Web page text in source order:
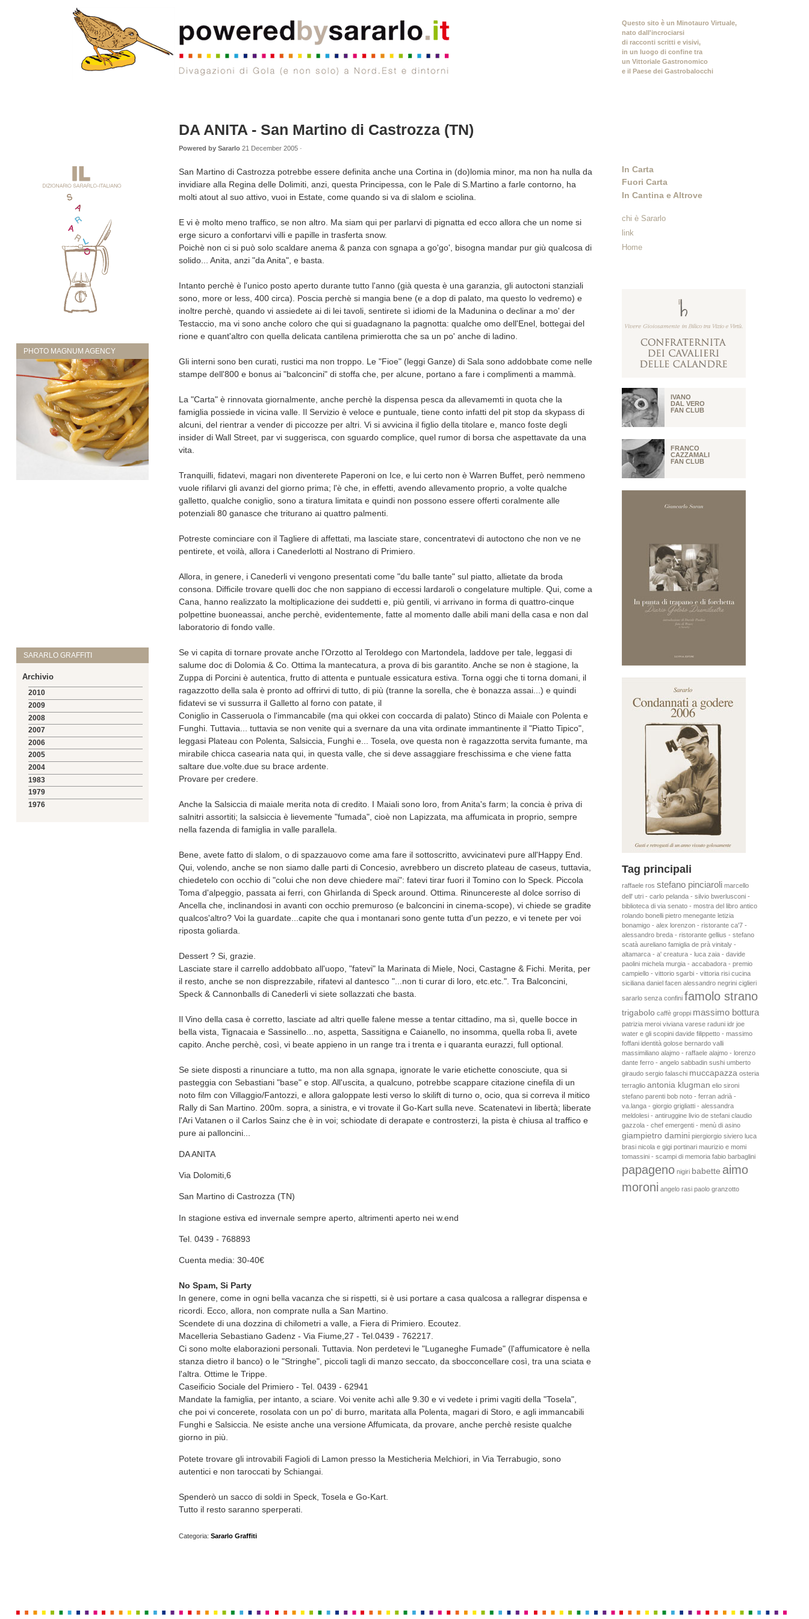
PHOTO MAGNUM AGENCY
SARARLO GRAFFITI
Archivio
2010
2009
2008
2007
2006
2005
2004
1983
1979
1976
DA ANITA - San Martino di Castrozza (TN)
Powered by Sararlo21 December 2005 ·
San Martino di Castrozza potrebbe essere definita anche una Cortina in (do)lomia minor, ma non ha nulla da
invidiare alla Regina delle Dolimiti, anzi, questa Principessa, con le Pale di S.Martino a farle contorno, ha
molti atout al suo attivo, vuoi in Estate, come quando si va di slalom e sciolina.
E vi è molto meno traffico, se non altro. Ma siam qui per parlarvi di pignatta ed ecco allora che un nome si
erge sicuro a confortarvi villi e papille in trasferta snow.
Poichè non ci si può solo scaldare anema & panza con sgnapa a go'go', bisogna mandar pur giù qualcosa di
solido... Anita, anzi "da Anita", e basta.
Intanto perchè è l'unico posto aperto durante tutto l'anno (già questa è una garanzia, gli autoctoni stanziali
sono, more or less, 400 circa). Poscia perchè si mangia bene (e a dop di palato, ma questo lo vedremo) e
inoltre perchè, quando vi assiedete ai di lei tavoli, sentirete sì idiomi de la Madunina o declinar a mo' der
Testaccio, ma vi sono anche coloro che qui si guadagnano la pagnotta: qualche omo dell'Enel, bottegai del
rione e quant'altro con quella delicata cantilena primierotta che sa un po' anche di ladino.
Gli interni sono ben curati, rustici ma non troppo. Le "Fioe" (leggi Ganze) di Sala sono addobbate come nelle
stampe dell'800 e bonus ai "balconcini" di stoffa che, per alcune, portano a fare i complimenti a mammà.
La "Carta" è rinnovata giornalmente, anche perchè la dispensa pesca da allevamemti in quota che la
famiglia possiede in vicina valle. Il Servizio è veloce e puntuale, tiene conto infatti del pit stop da skypass di
alcuni, del rientrar a vender di piccozze per altri. Vi si avvicina il figlio della titolare e, manco foste degli
insider di Wall Street, par vi suggerisca, con sguardo complice, quel rumor di borsa che aspettavate da una
vita.
Tranquilli, fidatevi, magari non diventerete Paperoni on Ice, e lui certo non è Warren Buffet, però nemmeno
vuole rifilarvi gli avanzi del giorno prima; l'è che, in effetti, avendo allevamento proprio, a volte qualche
galletto, qualche coniglio, sono a tiratura limitata e quindi non possono essere offerti coralmente alle
potenziali 80 ganasce che triturano ai quattro palmenti.
Potreste cominciare con il Tagliere di affettati, ma lasciate stare, concentratevi di autoctono che non ve ne
pentirete, et voilà, allora i Canederlotti al Nostrano di Primiero.
Allora, in genere, i Canederli vi vengono presentati come "du balle tante" sul piatto, allietate da broda
consona. Difficile trovare quelli doc che non sappiano di eccessi lardaroli o congelature multiple. Qui, come a
Cana, hanno realizzato la moltiplicazione dei suddetti e, più gentili, vi arrivano in forma di quattro-cinque
polpettine buoneassai, anche perchè, evidentemente, fatte al momento dalle abili mani della casa e non dal
laboratorio di fondo valle.
Se vi capita di tornare provate anche l'Orzotto al Teroldego con Martondela, laddove per tale, leggasi di
salume doc di Dolomia & Co. Ottima la mantecatura, a prova di bis garantito. Anche se non è stagione, la
Zuppa di Porcini è autentica, frutto di attenta e puntuale essicatura estiva. Torna oggi che ti torna domani, il
ragazzotto della sala è pronto ad offrirvi di tutto, di più (tranne la sorella, che è bonazza assai...) e quindi
fidatevi se vi sussurra il Galletto al forno con patate, il
Coniglio in Casseruola o l'immancabile (ma qui okkei con coccarda di palato) Stinco di Maiale con Polenta e
Funghi. Tuttavia... tuttavia se non venite qui a svernare da una vita ordinate immantinente il "Piatto Tipico",
leggasi Plateau con Polenta, Salsiccia, Funghi e... Tosela, ove questa non è ragazzotta servita fumante, ma
mirabile chicca casearia nata qui, in questa valle, che si deve assaggiare freschissima e che viene fatta
saltare due.volte.due su brace ardente.
Provare per credere.
Anche la Salsiccia di maiale merita nota di credito. I Maiali sono loro, from Anita's farm; la concia è priva di
salnitri assortiti; la salsiccia è lievemente "fumada", cioè non Lapizzata, ma affumicata in proprio, sempre
nella fazenda di famiglia in valle parallela.
Bene, avete fatto di slalom, o di spazzauovo come ama fare il sottoscritto, avvicinatevi pure all'Happy End.
Qui, volendo, anche se non siamo dalle parti di Concesio, avrebbero un discreto plateau de caseus, tuttavia,
chiedetelo con occhio di "colui che non deve chiedere mai": fatevi tirar fuori il Tomino con lo Speck. Piccola
Toma d'alpeggio, passata ai ferri, con Ghirlanda di Speck around. Ottima. Rinuncereste al dolce sorriso di
Ancella che, inclinandosi in avanti con occhio premuroso (e balconcini in cinema-scope), vi chiede se gradite
qualcos'altro? Voi la guardate...capite che qua i montanari sono gente tutta d'un pezzo, e vi tenete per voi
riposta goliarda.
Dessert ? Si, grazie.
Lasciate stare il carrello addobbato all'uopo, "fatevi" la Marinata di Miele, Noci, Castagne & Fichi. Merita, per
il resto, anche se non disprezzabile, rifatevi al dantesco "...non ti curar di loro, etc.etc.". Tra Balconcini,
Speck & Cannonballs di Canederli vi siete sollazzati che basta.
Il Vino della casa è corretto, lasciate ad altri quelle falene messe a tentar cittadino, ma sì, quelle bocce in
bella vista, Tignacaia e Sassinello...no, aspetta, Sassitigna e Caianello, no insomma, quella roba lì, avete
capito. Anche perchè, così, vi beate appieno in un range tra i trenta e i quaranta eurazzi, full optional.
Se siete disposti a rinunciare a tutto, ma non alla sgnapa, ignorate le varie etichette conosciute, qua si
pasteggia con Sebastiani "base" e stop. All'uscita, a qualcuno, potrebbe scappare citazione cinefila di un
noto film con Villaggio/Fantozzi, e allora galoppate lesti verso lo skilift di turno o, ocio, qua si correva il mitico
Rally di San Martino. 200m. sopra, a sinistra, e vi trovate il Go-Kart sulla neve. Scatenatevi in libertà; liberate
l'Ari Vatanen o il Carlos Sainz che è in voi; schiodate di derapate e controsterzi, la pista è chiusa al traffico e
pure ai palloncini...
DA ANITA
Via Dolomiti,6
San Martino di Castrozza (TN)
In stagione estiva ed invernale sempre aperto, altrimenti aperto nei w.end
Tel. 0439 - 768893
Cuenta media: 30-40€
No Spam, Si Party
In genere, come in ogni bella vacanza che si rispetti, si è usi portare a casa qualcosa a rallegrar dispensa e
ricordi. Ecco, allora, non comprate nulla a San Martino.
Scendete di una dozzina di chilometri a valle, a Fiera di Primiero. Ecoutez.
Macelleria Sebastiano Gadenz - Via Fiume,27 - Tel.0439 - 762217.
Ci sono molte elaborazioni personali. Tuttavia. Non perdetevi le "Luganeghe Fumade" (l'affumicatore è nella
stanza dietro il banco) o le "Stringhe", piccoli tagli di manzo seccato, da sbocconcellare così, tra una sciata e
l'altra. Ottime le Trippe.
Caseificio Sociale del Primiero - Tel. 0439 - 62941
Mandate la famiglia, per intanto, a sciare. Voi venite achì alle 9.30 e vi vedete i primi vagiti della "Tosela",
che poi vi concerete, rosolata con un po' di burro, maritata alla Polenta, magari di Storo, e agli immancabili
Funghi e Salsiccia. Ne esiste anche una versione Affumicata, da provare, anche perchè resiste qualche
giorno in più.
Potete trovare gli introvabili Fagioli di Lamon presso la Mesticheria Melchiori, in Via Terrabugio, sono
autentici e non taroccati by Schiangai.
Spenderò un sacco di soldi in Speck, Tosela e Go-Kart.
Tutto il resto saranno sperperati.
Categoria: Sararlo Graffiti
Questo sito è un Minotauro Virtuale,
nato dall'incrociarsi
di racconti scritti e visivi,
in un luogo di confine tra
un Vittoriale Gastronomico
e il Paese dei Gastrobalocchi
In Carta
Fuori Carta
In Cantina e Altrove
chi è Sararlo
link
Home
IVANO
DAL VERO
FAN CLUB
FRANCO
CAZZAMALI
FAN CLUB
Tag principali
raffaele ros stefano pinciaroli marcello
dell' utri - carlo pelanda - silvio bwerlusconi -
biblioteca di via senato - mostra del libro antico
rolando bonelli pietro menegante letizia
bonamigo - alex lorenzon - ristorante ca'7 -
alessandro breda - ristorante gellius - stefano
scatà aureliano famiglia de prà vinitaly -
altamarca - a' creatura - luca zaia - davide
paolini michela murgia - accabadora - premio
campiello - vittorio sgarbi - vittoria risi cucina
siciliana daniel facen alessandro negrini ciglieri
sararlo senza confini famolo strano
trigabolo caffè groppi massimo bottura
patrizia meroi viviana varese raduni idr joe
water e gli scopini davide filippetto - massimo
foffani identità golose bernardo valli
massimiliano alajmo - raffaele alajmo - lorenzo
dante ferro - angelo sabbadin sushi umberto
giraudo sergio falaschi muccapazza osteria
terraglio antonia klugman elio sironi
stefano parenti bob noto - ferran adrià -
va.langa - giorgio grigliatti - alessandra
meldolesi - antiruggine livio de stefani claudio
gazzola - chef emergenti - menù di asino
giampietro damini piergiorgio siviero luca
brasi nicola e gigi portinari maurizio e momi
tomassini - scampi di memoria fabio barbaglini
papageno nigiri babette aimo
moroni angelo rasi paolo granzotto